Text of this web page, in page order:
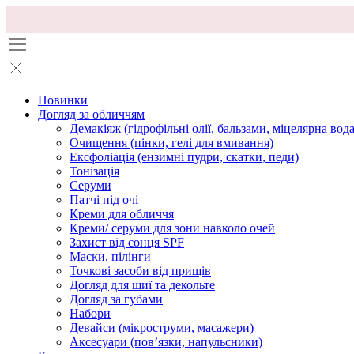
Новинки
Догляд за обличчям
Демакіяж (гідрофільні олії, бальзами, міцелярна
Очищення (пінки, гелі для вмивання)
Ексфоліація (ензимні пудри, скатки, педи)
Тонізація
Серуми
Патчі під очі
Креми для обличчя
Креми/ серуми для зони навколо очей
Захист від сонця SPF
Маски, пілінги
Точкові засоби від прищів
Догляд для шиї та декольте
Догляд за губами
Набори
Девайси (мікроструми, масажери)
Аксесуари (повʼязки, напульсники)